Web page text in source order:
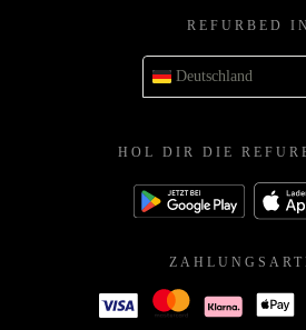
REFURBED IN
Deutschland
HOL DIR DIE